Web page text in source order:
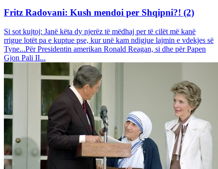
Fritz Radovani: Kush mendoi per Shqipni?! (2)
Si sot kujtoj: Janë këta dy njerëz të mëdhaj per të cilët më kanë
rrigue lotët pa e kuptue pse, kur unë kam ndigjue lajmin e vdekjes së
Tyne...Për Presidentin amerikan Ronald Reagan, si dhe për Papen
Gjon Pali II...